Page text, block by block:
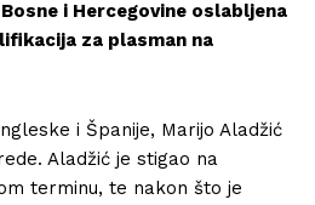
i Hercegovine oslabljena
za plasman na
i Španije, Marijo Aladžić
Aladžić je stigao na
terminu, te nakon što je